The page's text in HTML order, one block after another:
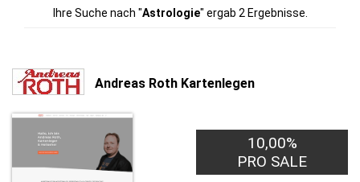
Ihre Suche nach "Astrologie" ergab 2 Ergebnisse.
Andreas Roth Kartenlegen
10,00%
PRO SALE